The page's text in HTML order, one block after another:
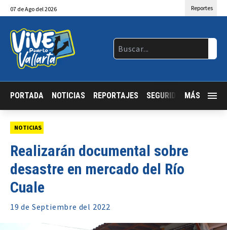
07 deAgo del 2026 Reportes
PORTADA NOTICIAS REPORTAJES SEGURIDAD JALISCO
MÁS
NOTICIAS
Realizarán documental sobre
desastre en mercado del Río
Cuale
19 de Septiembre del 2022